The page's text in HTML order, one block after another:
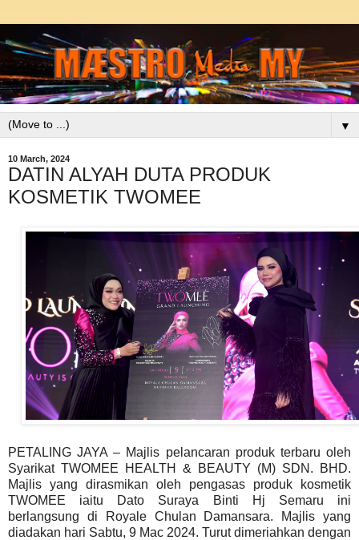
▼
10 March, 2024
DATIN ALYAH DUTA PRODUK
KOSMETIK TWOMEE
PETALING JAYA – Majlis pelancaran produk terbaru oleh
Syarikat TWOMEE HEALTH & BEAUTY (M) SDN. BHD.
Majlis yang dirasmikan oleh pengasas produk kosmetik
TWOMEE iaitu Dato Suraya Binti Hj Semaru ini
berlangsung di Royale Chulan Damansara. Majlis yang
diadakan hari Sabtu, 9 Mac 2024. Turut dimeriahkan dengan